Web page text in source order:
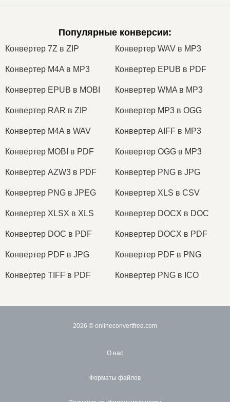
Популярные конверсии:
Конвертер 7Z в ZIP Конвертер WAV в MP3
Конвертер M4A в MP3 Конвертер EPUB в PDF
Конвертер EPUB в MOBI Конвертер WMA в MP3
Конвертер RAR в ZIP Конвертер MP3 в OGG
Конвертер M4A в WAV Конвертер AIFF в MP3
Конвертер MOBI в PDF Конвертер OGG в MP3
Конвертер AZW3 в PDF Конвертер PNG в JPG
Конвертер PNG в JPEG Конвертер XLS в CSV
Конвертер XLSX в XLS Конвертер DOCX в DOC
Конвертер DOC в PDF Конвертер DOCX в PDF
Конвертер PDF в JPG Конвертер PDF в PNG
Конвертер TIFF в PDF Конвертер PNG в ICO
2026 © onlineconvertfree.com
О нас
Форматы файлов